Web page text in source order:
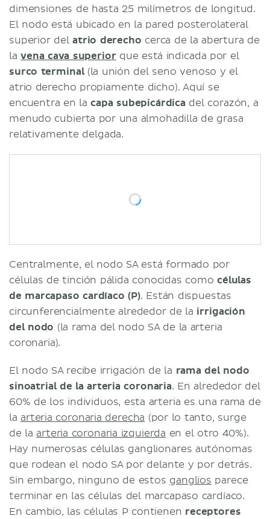
Fisiología
Nodo sinoatrial
Nodo atrioventricular
Generación y conducción de
impulsos
Regulación autónoma
Correlaciones clínicas
Síndrome de disfunción sinusal
Síndrome de Wolf-Parkinson-
dimensiones de hasta 25 milímetros de longitud.
El nodo está ubicado en la pared posterolateral
superior delatrio derecho cerca de la abertura de
lavena cava superiorque está indicada por el
surco terminal(la unión del seno venoso y el
atrio derecho propiamente dicho). Aquí se
encuentra en lacapa subepicárdica del corazón, a
menudo cubierta por una almohadilla de grasa
relativamente delgada.
Centralmente, el nodo SA está formado por
células de tinción pálida conocidas comocélulas
de marcapaso cardíaco (P). Están dispuestas
circunferencialmente alrededor de la irrigación
del nodo (la rama del nodo SA de la arteria
coronaria).
El nodo SA recibe irrigación de la rama del nodo
sinoatrial de la arteria coronaria. En alrededor del
60% de los individuos, esta arteria es una rama de
la arteria coronaria derecha (por lo tanto, surge
de la arteria coronaria izquierda en el otro 40%).
Hay numerosas células ganglionares autónomas
que rodean el nodo SA por delante y por detrás.
Sin embargo, ninguno de estos ganglios parece
terminar en las células del marcapaso cardíaco.
En cambio, las células P contienen receptores